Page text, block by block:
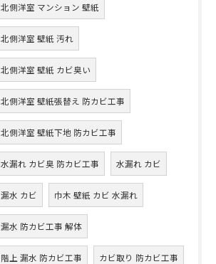
北側洋室 マンション 壁紙
北側洋室 壁紙 汚れ
北側洋室 壁紙 カビ臭い
北側洋室 壁紙張替え 防カビ工事
北側洋室 壁紙下地 防カビ工事
水漏れ カビ臭 防カビ工事 水漏れ カビ
漏水 カビ 巾木 壁紙 カビ 水漏れ
漏水 防カビ工事 解体
階上 漏水 防カビ工事 カビ取り 防カビ工事